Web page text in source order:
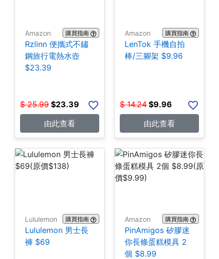
Amazon 購買指南
Rzlinn 便攜式不鏽
鋼旅行電熱水壺
$23.39
$ 25.99 $23.39
由此查看
Amazon 購買指南
LenTok 手機自拍
棒/三腳架 $9.96
$ 14.24 $9.96
由此查看
Lululemon 購買指南
Lululemon 男士長
褲 $69
Amazon 購買指南
PinAmigos 矽膠迷
你長條蛋糕模具 2
個 $8.99